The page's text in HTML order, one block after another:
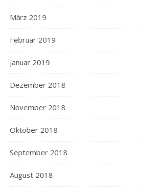
März 2019
Februar 2019
Januar 2019
Dezember 2018
November 2018
Oktober 2018
September 2018
August 2018